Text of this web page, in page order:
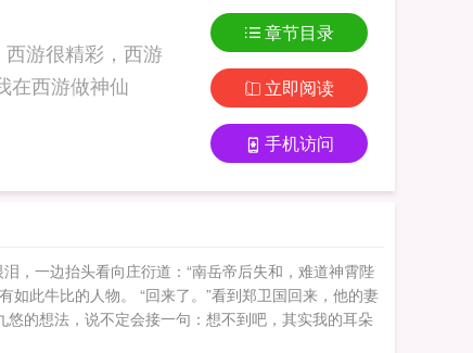
游很精彩，西游
彩。总之，这是一个金手指化形成人，穿越到西游记世界的故事。 我在西游做神仙
章节目录
立即阅读
手机访问
，一边抬头看向庄衍道：“南岳帝后失和，难道神霄陛
此牛比的人物。 “回来了。”看到郑卫国回来，他的妻
的想法，说不定会接一句：想不到吧，其实我的耳朵